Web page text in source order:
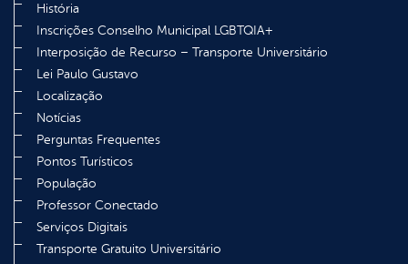
História
Inscrições Conselho Municipal LGBTQIA+
Interposição de Recurso – Transporte Universitário
Lei Paulo Gustavo
Localização
Notícias
Perguntas Frequentes
Pontos Turísticos
População
Professor Conectado
Serviços Digitais
Transporte Gratuito Universitário